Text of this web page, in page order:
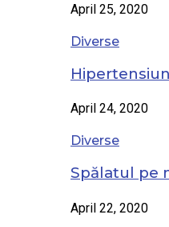
April 25, 2020
Diverse
April 24, 2020
Diverse
Spălatul pe
April 22, 2020